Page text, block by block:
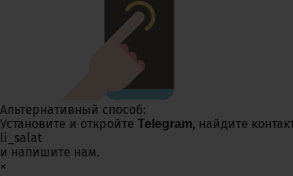
Альтернативный способ:
Установите и откройте Telegram, найдите
li_salat
и напишите нам.
×